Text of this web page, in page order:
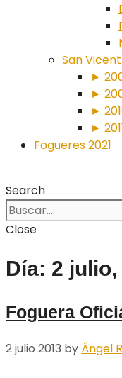
San
►
►
►
►
Fogueres 2021
Search
Close
Día: 2 julio,
Foguera
2 julio 2013 by Ángel